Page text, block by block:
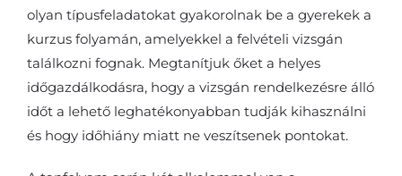
olyan típusfeladatokat gyakorolnak be a gyerekek a
kurzus folyamán, amelyekkel a felvételi vizsgán
találkozni fognak. Megtanítjuk őket a helyes
időgazdálkodásra, hogy a vizsgán rendelkezésre álló
időt a lehető leghatékonyabban tudják kihasználni
és hogy időhiány miatt ne veszítsenek pontokat.